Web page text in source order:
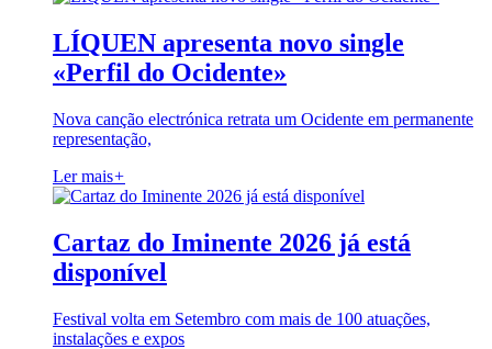
LÍQUEN apresenta novo single
«Perfil do Ocidente»
Nova canção electrónica retrata um Ocidente em permanente
representação,
Ler mais+
Cartaz do Iminente 2026 já está
disponível
Festival volta em Setembro com mais de 100 atuações,
instalações e expos